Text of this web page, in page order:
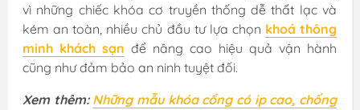
vì những chiếc khóa cơ truyền thống dễ thất lạc và
kém an toàn, nhiều chủ đầu tư lựa chọn khoá thông
minh khách sạn để nâng cao hiệu quả vận hành
cũng như đảm bảo an ninh tuyệt đối.
Xem thêm: Những mẫu khóa cổng có ip cao, chống